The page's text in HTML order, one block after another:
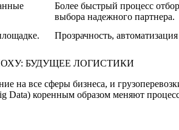
Более быстрый процесс
выбора надежного партнера.
Прозрачность,
БУДУЩЕЕ ЛОГИСТИКИ
на все сферы бизнеса, и
коренным образом меняют